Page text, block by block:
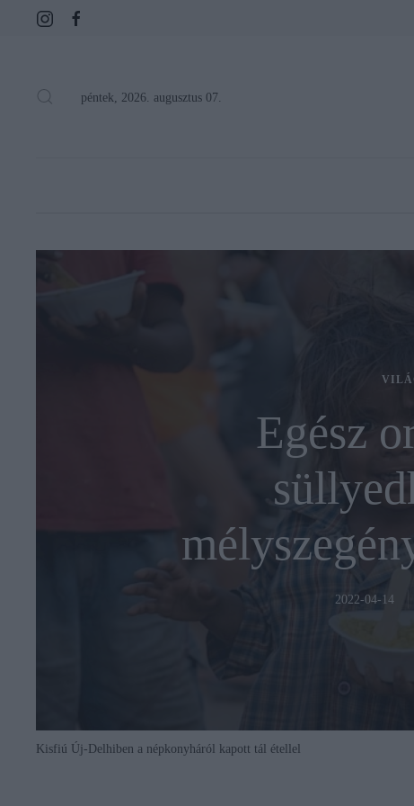
péntek, 2026. augusztus 07.
Egész
2022-04-14
Kisfiú Új-Delhiben a népkonyháról kapott tál étellel